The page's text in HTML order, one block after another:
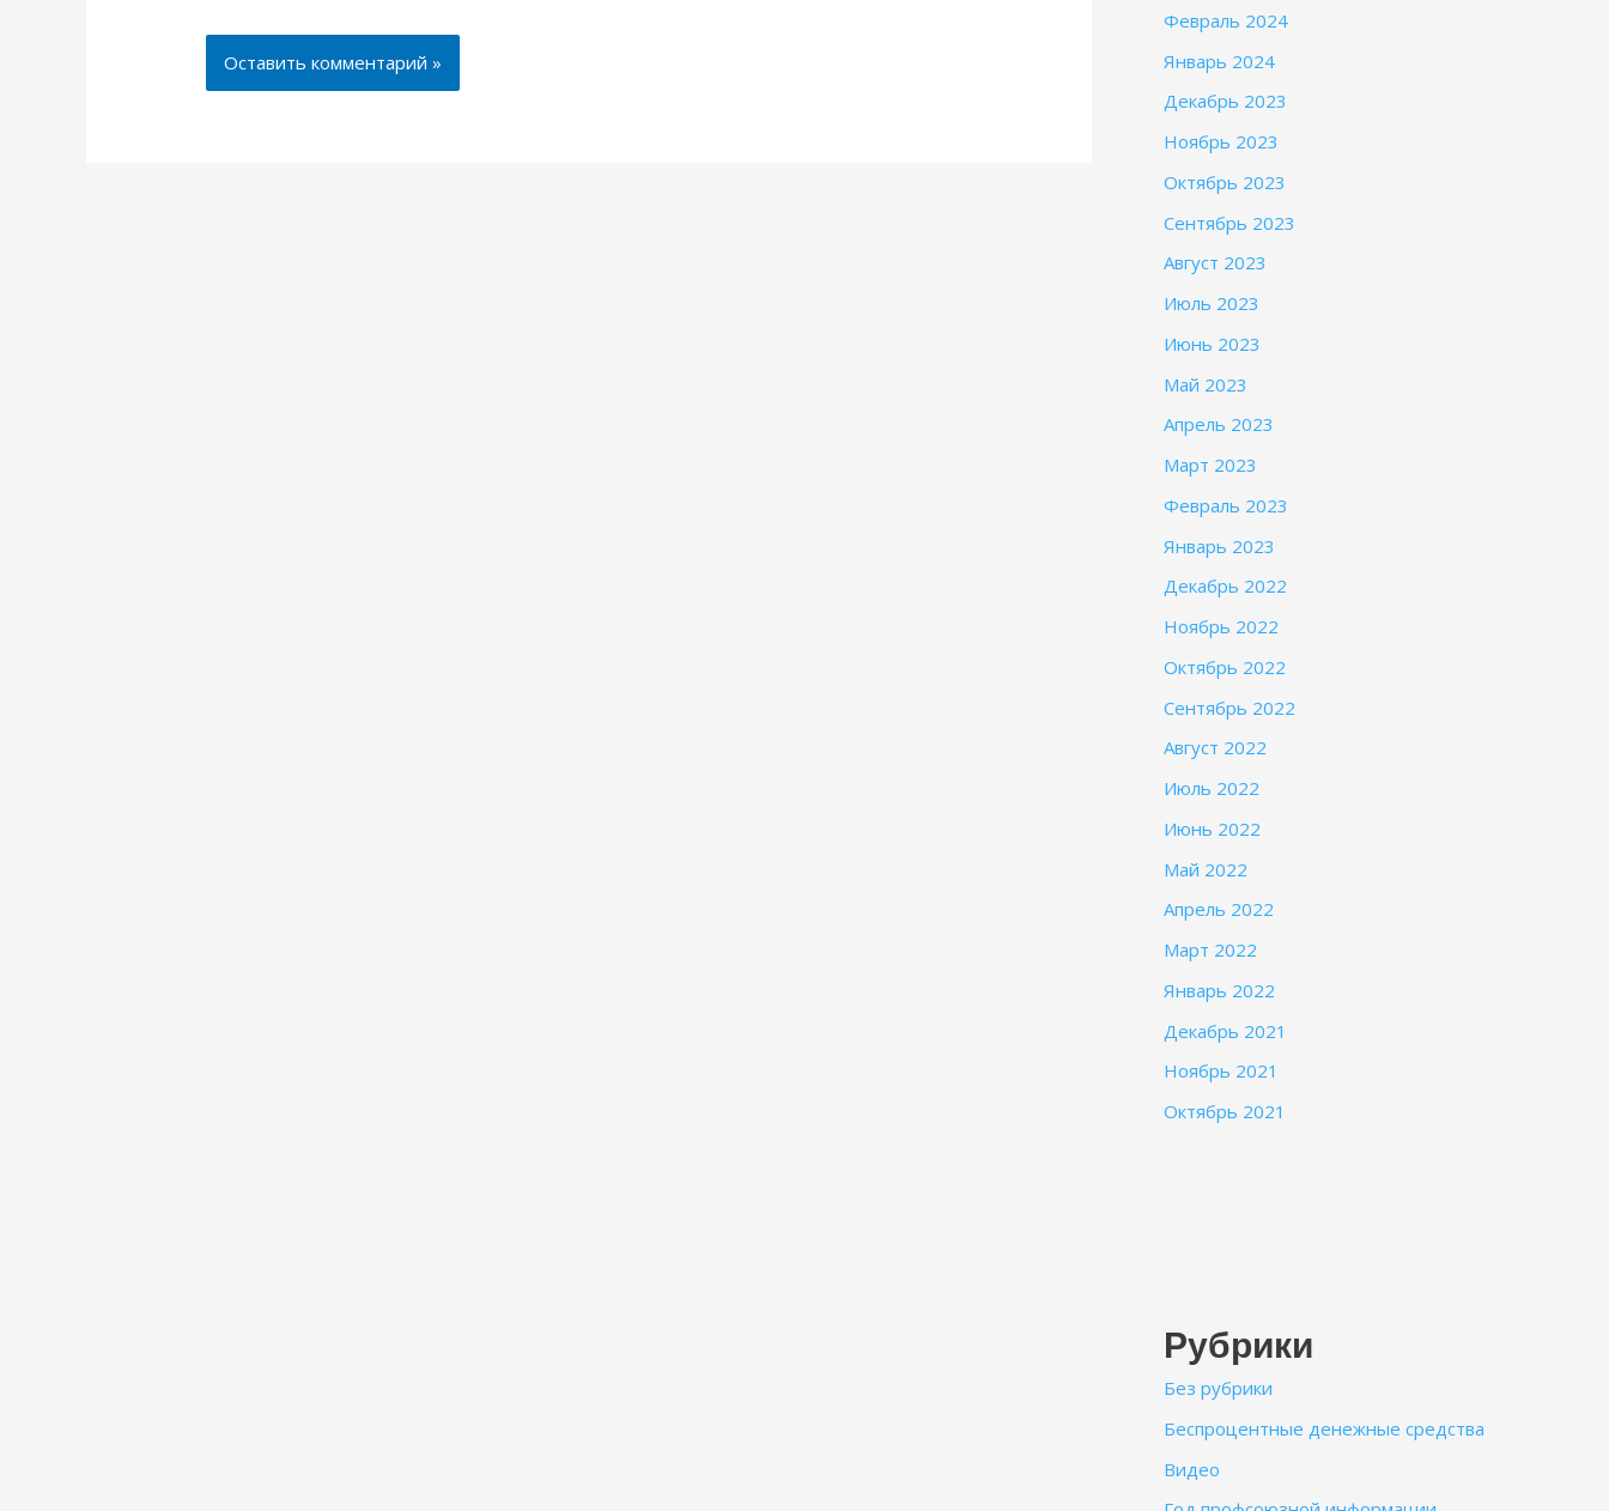
Февраль 2024
Январь 2024
Декабрь 2023
Ноябрь 2023
Октябрь 2023
Сентябрь 2023
Август 2023
Июль 2023
Июнь 2023
Май 2023
Апрель 2023
Март 2023
Февраль 2023
Январь 2023
Декабрь 2022
Ноябрь 2022
Октябрь 2022
Сентябрь 2022
Август 2022
Июль 2022
Июнь 2022
Май 2022
Апрель 2022
Март 2022
Январь 2022
Декабрь 2021
Ноябрь 2021
Октябрь 2021
Рубрики
Без рубрики
Беспроцентные денежные средства
Видео